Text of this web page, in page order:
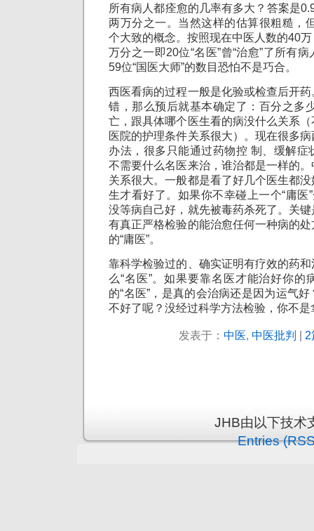
所有病人都痊愈的几率有多大？答案是
两万分之一。当然这样的估算很粗糙，
个大致的概念。按照现在中医人数的40
万分之一即20位“名医”曾“治愈”了所有
59位“国医大师”的数目恐怕不是巧合。
西医看病的过程一般是化验或检查后开
错，那么预后就基本确定了：百分之多
亡，跟具体哪个医生看的病没什么关系
医院的护理条件关系很大）。现在很多
办法，很多只能通过药物控 制、缓解症
不需要什么名医来治，谁治都是一样的
关系很大。一般都是看了好几个医生都
生才看好了。如果你不幸碰上一个“庸医
没等病自己好，就先被毒药杀死了。关
有真正严格检验的能治愈任何一种病的
的“庸医”。
靠科学检验过的、确实证明有疗效的药
么“名医”。如果要靠名医才能治好你的
的“名医”，是真的会治病还是因为运气
不好了呢？没经过科学方法检验，你不
发表于： 中医, 中医批判 2
JHB由以下技术
Entries